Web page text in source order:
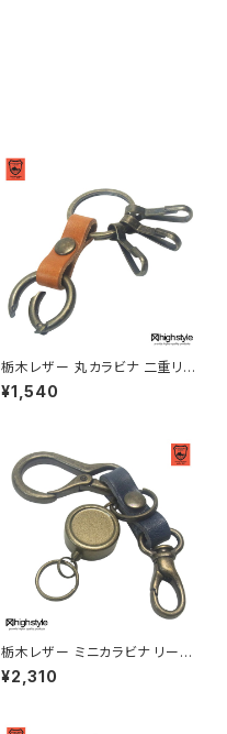
栃木レザー 丸カラビナ 二重リン
グ キーフック×3 シルバーカラー
アンティークカラー キーホルダ
¥1,540
栃木レザー ミニカラビナ リール
キー 二重リング ミニナスカン ア
ンティークカラー キーホルダー
¥2,310